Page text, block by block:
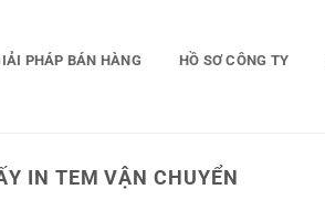
PHÁP BÁN HÀNG HỒ SƠ CÔNG TY
IN TEM VẬN CHUYỂN